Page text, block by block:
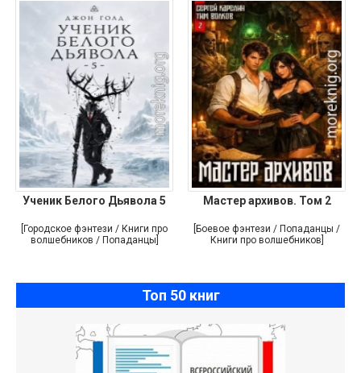
Ученик Белого Дьявола 5
[Городское фэнтези / Книги про
волшебников / Попаданцы]
Мастер архивов. Том 2
[Боевое фэнтези / Попаданцы /
Книги про волшебников]
Топ 50 книг